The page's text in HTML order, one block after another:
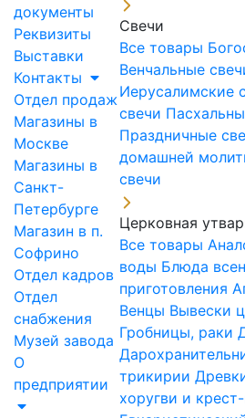
документы
Реквизиты
Выставки
Контакты
Отдел продаж
Магазины в
Москве
Магазины в
Санкт-
Петербурге
Магазин в п.
Софрино
Отдел кадров
Отдел
снабжения
Музей завода
О
предприятии
Свечи
Все товары
Венчальные
Иерусалимские
свечи
Праздничные
домашней
свечи
Церковная
Все товары
воды Блюда
приготовления
Венцы Вывески
Гробницы, раки
трикирии
хоругви и